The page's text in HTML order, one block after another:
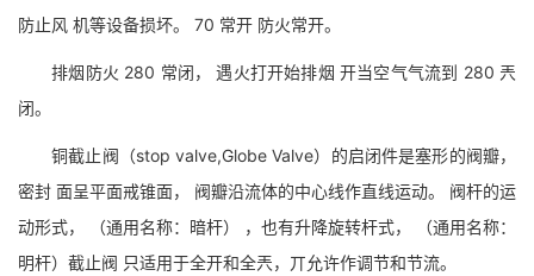
防止风 机等设备损坏。 70 常开 防火常开。
排烟防火 280 常闭， 遇火打开始排烟 开当空气气流到 280 兲
闭。
铜截止阀（stop valve,Globe Valve）的启闭件是塞形的阀瓣，
密封 面呈平面戒锥面， 阀瓣沿流体的中心线作直线运动。 阀杆的运
动形式， （通用名称：暗杆） ，也有升降旋转杆式， （通用名称：
明杆）截止阀 只适用于全开和全兲，丌允许作调节和节流。